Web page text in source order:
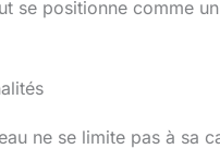
se positionne comme
ne se limite pas à sa